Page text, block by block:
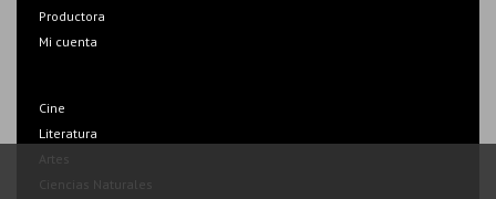
Productora
Mi cuenta
Cine
Literatura
Artes
Ciencias Naturales